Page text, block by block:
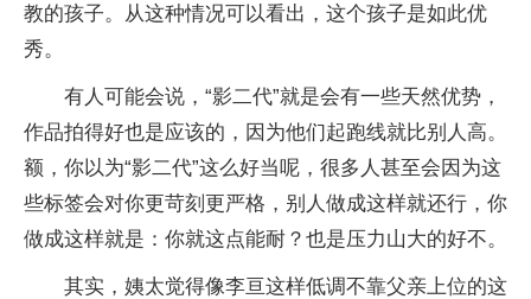
教的孩子。从这种情况可以看出，这个孩子是如此优
秀。
有人可能会说，“影二代”就是会有一些天然优势，
作品拍得好也是应该的，因为他们起跑线就比别人高。
额，你以为“影二代”这么好当呢，很多人甚至会因为这
些标签会对你更苛刻更严格，别人做成这样就还行，你
做成这样就是：你就这点能耐？也是压力山大的好不。
其实，姨太觉得像李亘这样低调不靠父亲上位的这